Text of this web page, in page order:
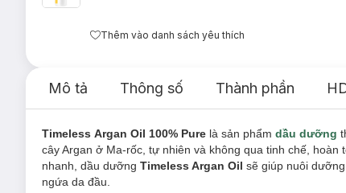
Thêm vào danh sách yêu thích
Mô tả Thông số Thành phần
Timeless Argan Oil 100% Pure là sản phẩm dầu dưỡng
cây Argan ở Ma-rốc, tự nhiên và không qua tinh chế,
nhanh, dầu dưỡng Timeless Argan Oil sẽ giúp nuôi
ngứa da đầu.